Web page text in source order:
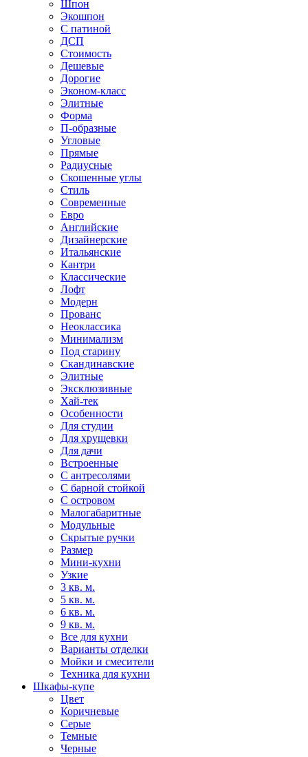
Шпон
Экошпон
С патиной
ДСП
Стоимость
Дешевые
Дорогие
Эконом-класс
Элитные
Форма
П-образные
Угловые
Прямые
Радиусные
Скошенные углы
Стиль
Современные
Евро
Английские
Дизайнерские
Итальянские
Кантри
Классические
Лофт
Модерн
Прованс
Неоклассика
Минимализм
Под старину
Скандинавские
Элитные
Эксклюзивные
Хай-тек
Особенности
Для студии
Для хрущевки
Для дачи
Встроенные
С антресолями
С барной стойкой
С островом
Малогабаритные
Модульные
Скрытые ручки
Размер
Мини-кухни
Узкие
3 кв. м.
5 кв. м.
6 кв. м.
9 кв. м.
Все для кухни
Варианты отделки
Мойки и смесители
Техника для кухни
Шкафы-купе
Цвет
Коричневые
Серые
Темные
Черные